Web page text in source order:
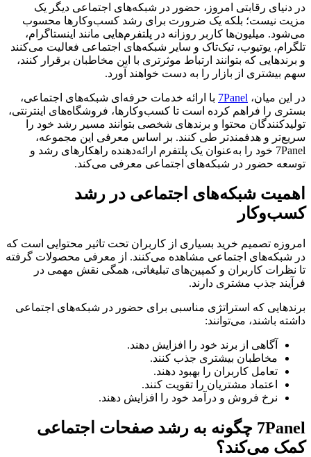
در دنیای رقابتی امروز، حضور در شبکه‌های اجتماعی دیگر یک
مزیت نیست؛ بلکه یک ضرورت برای رشد کسب‌وکارها محسوب
می‌شود. میلیون‌ها کاربر روزانه در پلتفرم‌هایی مانند اینستاگرام،
تلگرام، یوتیوب، تیک‌تاک و سایر شبکه‌های اجتماعی فعالیت می‌کنند
و برندهایی که بتوانند ارتباط موثرتری با این مخاطبان برقرار کنند،
سهم بیشتری از بازار را به دست خواهند آورد.
در این میان، 7Panel با ارائه خدمات حرفه‌ای شبکه‌های اجتماعی،
بستری را فراهم کرده است تا کسب‌وکارها، فروشگاه‌های اینترنتی،
تولیدکنندگان محتوا و برندهای شخصی بتوانند مسیر رشد خود را
سریع‌تر و هدفمندتر طی کنند. بر اساس معرفی این مجموعه،
7Panel خود را به‌عنوان یک پلتفرم ارائه‌دهنده راهکارهای رشد و
توسعه حضور در شبکه‌های اجتماعی معرفی می‌کند.
اهمیت شبکه‌های اجتماعی در رشد
کسب‌وکار
امروزه تصمیم خرید بسیاری از کاربران تحت تاثیر محتوایی است که
در شبکه‌های اجتماعی مشاهده می‌کنند. از معرفی محصولات گرفته
تا نظرات کاربران و کمپین‌های تبلیغاتی، همگی نقش مهمی در
فرآیند جذب مشتری دارند.
برندهایی که استراتژی مناسبی برای حضور در شبکه‌های اجتماعی
داشته باشند، می‌توانند:
آگاهی از برند خود را افزایش دهند.
مخاطبان بیشتری جذب کنند.
تعامل کاربران را بهبود دهند.
اعتماد مشتریان را تقویت کنند.
نرخ فروش و درآمد خود را افزایش دهند.
7Panel چگونه به رشد صفحات اجتماعی
کمک می‌کند؟